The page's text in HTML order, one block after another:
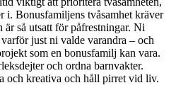
i. Bonusfamiljens tvåsamhet kräver
är så utsatt för påfrestningar. Ni
just ni valde varandra – och
som en bonusfamilj kan vara.
och ordna barnvakter.
och kreativa och håll pirret vid liv.